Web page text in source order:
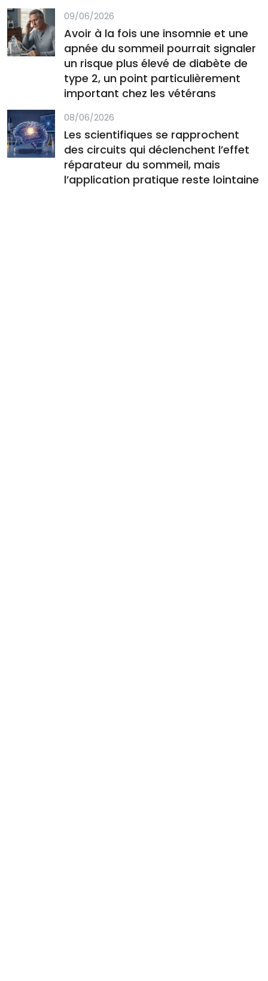
09/06/2026
Avoir à la fois une insomnie et une
apnée du sommeil pourrait signaler
un risque plus élevé de diabète de
type 2, un point particulièrement
important chez les vétérans
08/06/2026
Les scientifiques se rapprochent
des circuits qui déclenchent l’effet
réparateur du sommeil, mais
l’application pratique reste lointaine